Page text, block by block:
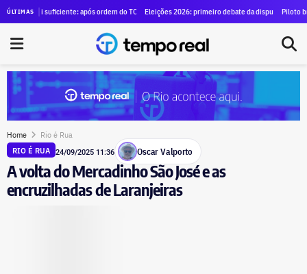
ÚLTIMAS
alugar SUVs blindados para diretores por R$ 1,29 milhão
suficiente: após ordem do TCE para anular contrato de mais de R$ 100 milhões, Duque de
Eleições 2026: primeiro debate da disputa pelo governo do
Piloto brasileiro e
Home Rio é Rua
RIO É RUA 24/09/2025 11:36 Oscar Valporto
A volta do Mercadinho São José e as
encruzilhadas de Laranjeiras